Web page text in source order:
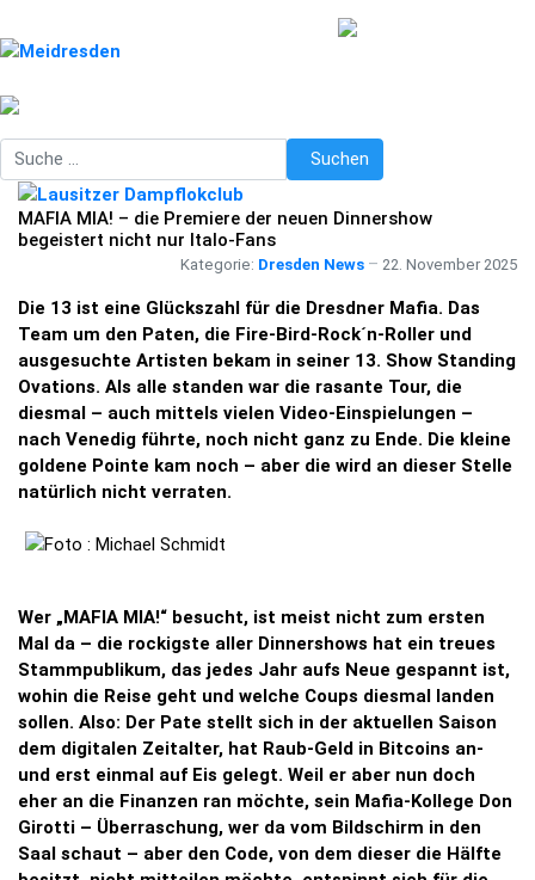
Suchen Suchen
MAFIA MIA! – die Premiere der neuen Dinnershow
begeistert nicht nur Italo-Fans
Kategorie: Dresden News 22. November 2025
Die 13 ist eine Glückszahl für die Dresdner Mafia. Das
Team um den Paten, die Fire-Bird-Rock´n-Roller und
ausgesuchte Artisten bekam in seiner 13. Show Standing
Ovations. Als alle standen war die rasante Tour, die
diesmal – auch mittels vielen Video-Einspielungen –
nach Venedig führte, noch nicht ganz zu Ende. Die kleine
goldene Pointe kam noch – aber die wird an dieser Stelle
natürlich nicht verraten.
Wer „MAFIA MIA!“ besucht, ist meist nicht zum ersten
Mal da – die rockigste aller Dinnershows hat ein treues
Stammpublikum, das jedes Jahr aufs Neue gespannt ist,
wohin die Reise geht und welche Coups diesmal landen
sollen. Also: Der Pate stellt sich in der aktuellen Saison
dem digitalen Zeitalter, hat Raub-Geld in Bitcoins an-
und erst einmal auf Eis gelegt. Weil er aber nun doch
eher an die Finanzen ran möchte, sein Mafia-Kollege Don
Girotti – Überraschung, wer da vom Bildschirm in den
Saal schaut – aber den Code, von dem dieser die Hälfte